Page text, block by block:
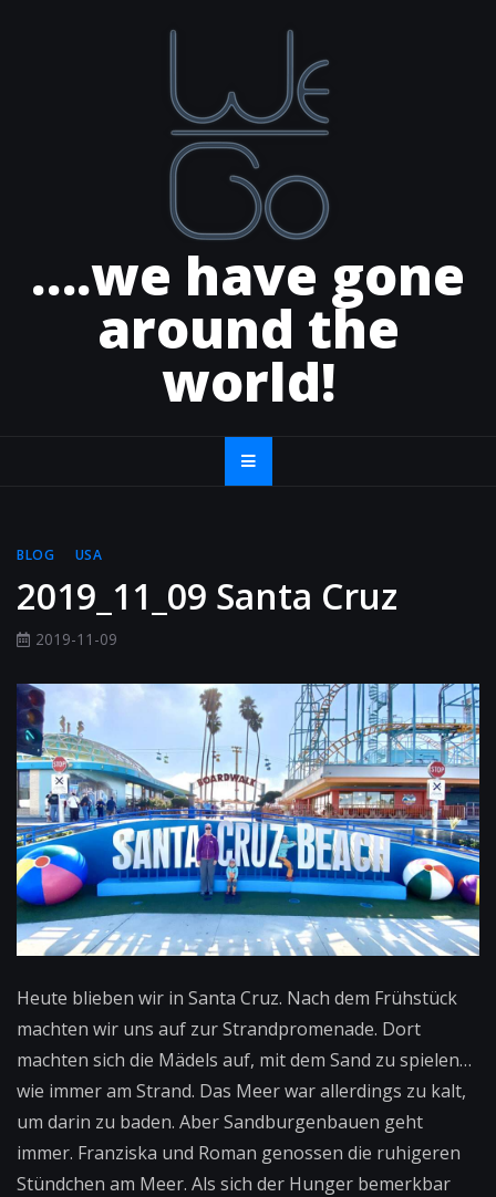
….we have gone
around the
world!
BLOG USA
2019_11_09 Santa Cruz
2019-11-09
Heute blieben wir in Santa Cruz. Nach dem Frühstück
machten wir uns auf zur Strandpromenade. Dort
machten sich die Mädels auf, mit dem Sand zu spielen…
wie immer am Strand. Das Meer war allerdings zu kalt,
um darin zu baden. Aber Sandburgenbauen geht
immer. Franziska und Roman genossen die ruhigeren
Stündchen am Meer. Als sich der Hunger bemerkbar